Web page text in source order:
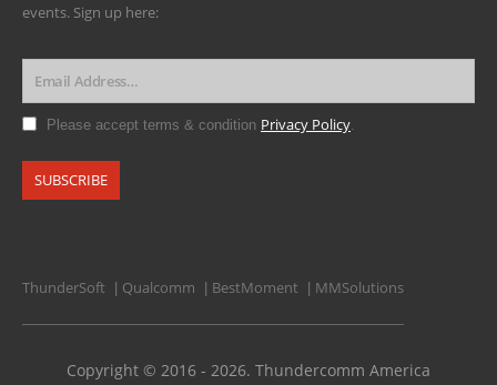
events. Sign up here:
Please accept terms & condition Privacy Policy.
ThunderSoft Qualcomm BestMoment MMSolutions
Copyright © 2016 - 2026. Thundercomm America